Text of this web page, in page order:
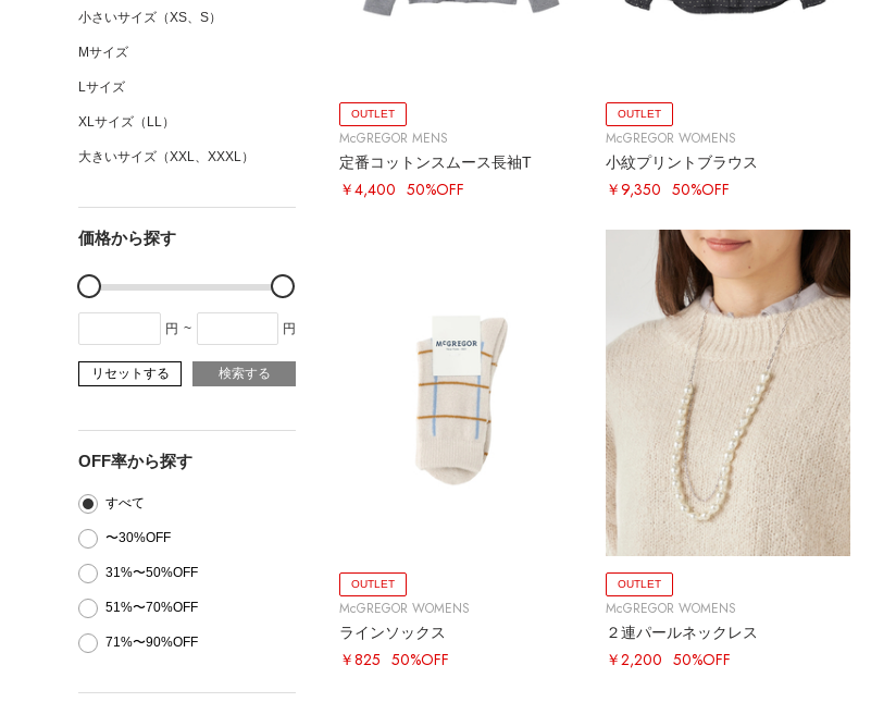
小さいサイズ（XS、S）
Mサイズ
Lサイズ
XLサイズ（LL）
大きいサイズ（XXL、XXXL）
価格から探す
円 ~ 円
リセットする 検索する
OFF率から探す
すべて
〜30%OFF
31%〜50%OFF
51%〜70%OFF
71%〜90%OFF
OUTLET
McGREGOR MENS
定番コットンスムース長袖T
￥4,400 50%OFF
OUTLET
McGREGOR WOMENS
小紋プリントブラウス
￥9,350 50%OFF
OUTLET
McGREGOR WOMENS
ラインソックス
￥825 50%OFF
OUTLET
McGREGOR WOMENS
２連パールネックレス
￥2,200 50%OFF